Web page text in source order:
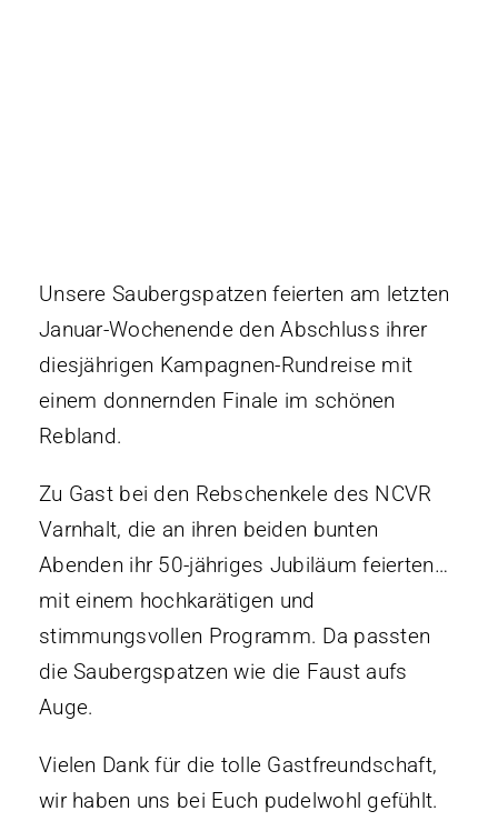
Unsere Saubergspatzen feierten am letzten
Januar-Wochenende den Abschluss ihrer
diesjährigen Kampagnen-Rundreise mit
einem donnernden Finale im schönen
Rebland.
Zu Gast bei den Rebschenkele des NCVR
Varnhalt, die an ihren beiden bunten
Abenden ihr 50-jähriges Jubiläum feierten…
mit einem hochkarätigen und
stimmungsvollen Programm. Da passten
die Saubergspatzen wie die Faust aufs
Auge.
Vielen Dank für die tolle Gastfreundschaft,
wir haben uns bei Euch pudelwohl gefühlt.